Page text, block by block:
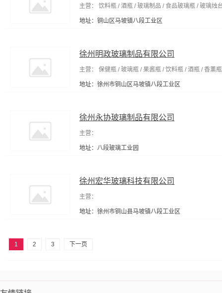
主营： 饮料瓶 / 酒瓶 / 玻璃制品 / 食品玻璃瓶 / 玻璃烛
地址：铜山区马坡镇八段工业区
徐州明政玻璃制品有限公司
主营： 保健瓶 / 玻璃瓶 / 果酱瓶 / 饮料瓶 / 酒瓶 / 香薰
地址：徐州市铜山区马坡镇八段工业区
徐州永协玻璃制品有限公司
主营：
地址：八段玻璃工业园
徐州宏华玻璃科技有限公司
主营：
地址：徐州市铜山县马坡镇八段工业区
1 2 3 下一页